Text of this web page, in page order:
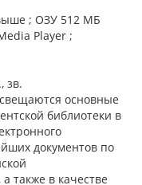
; ОЗУ 512 МБ
Player ;
зв.
основные
библиотеки в
документов по
а также в качестве